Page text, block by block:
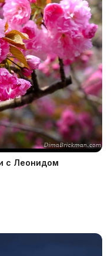
с Леонидом